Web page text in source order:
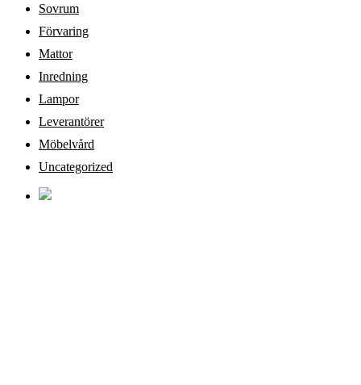
Sovrum
Förvaring
Mattor
Inredning
Lampor
Leverantörer
Möbelvård
Uncategorized